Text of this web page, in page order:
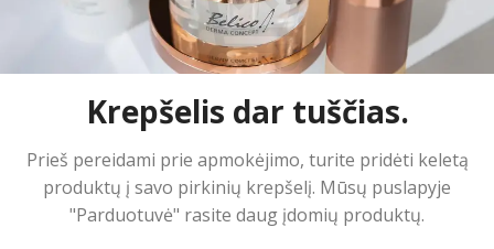
Krepšelis dar tuščias.
Prieš pereidami prie apmokėjimo, turite pridėti keletą
produktų į savo pirkinių krepšelį. Mūsų puslapyje
"Parduotuvė" rasite daug įdomių produktų.